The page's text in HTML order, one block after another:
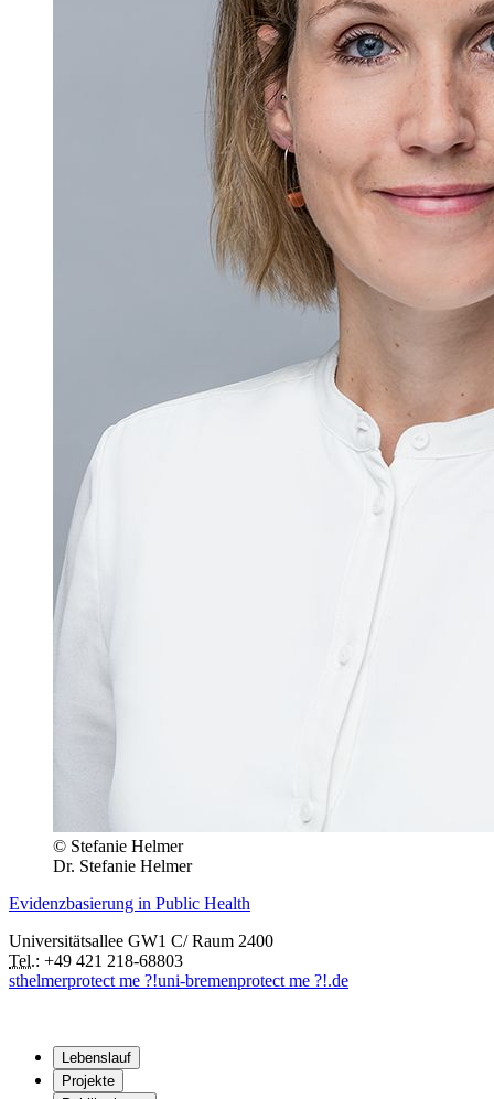
© Stefanie Helmer
Dr. Stefanie Helmer
Evidenzbasierung in Public Health
Universitätsallee GW1 C/ Raum 2400
Tel.: +49 421 218-68803
sthelmerprotect me ?!uni-bremenprotect me ?!.de
Lebenslauf
Projekte